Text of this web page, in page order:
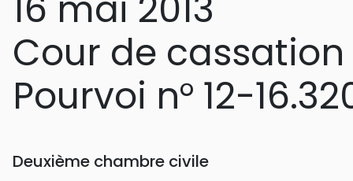
Cour de cassation
Pourvoi n° 12-
Deuxième chambre civile